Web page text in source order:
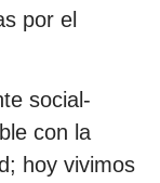
por el
social-
con la
hoy vivimos